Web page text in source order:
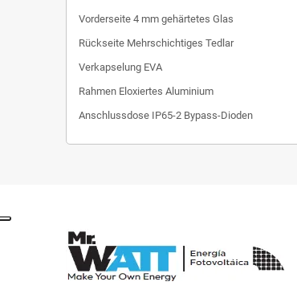
Vorderseite 4 mm gehärtetes Glas
Rückseite Mehrschichtiges Tedlar
Verkapselung EVA
Rahmen Eloxiertes Aluminium
Anschlussdose IP65-2 Bypass-Dioden